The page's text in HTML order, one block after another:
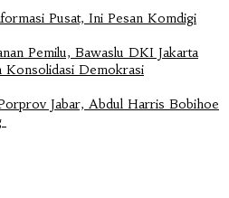
Pusat, Ini Pesan Komdigi
Pemilu, Bawaslu DKI Jakarta
Konsolidasi Demokrasi
Jabar, Abdul Harris Bobihoe